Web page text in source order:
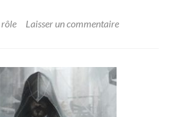
rôle Laisser un commentaire